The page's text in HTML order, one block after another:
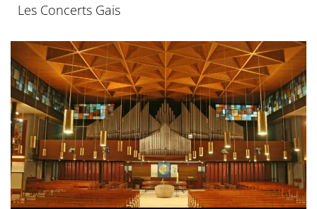
Les Concerts Gais